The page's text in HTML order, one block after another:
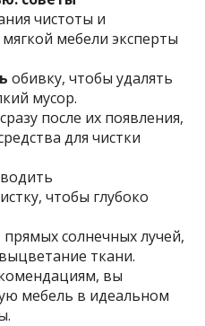
чистоты и
мебели эксперты
обивку, чтобы удалять
мусор.
сразу после их появления,
для чистки
чтобы глубоко
прямых солнечных лучей,
ткани.
вы
мебель в идеальном